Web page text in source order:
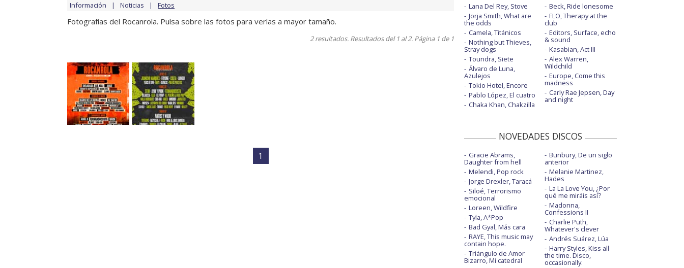
Información Noticias Fotos
Fotografías del Rocanrola. Pulsa sobre las fotos para verlas a mayor tamaño.
2 resultados. Resultados del 1 al 2. Página 1 de 1
1
Lana Del Rey, Stove
Jorja Smith, What are
the odds
Camela, Titánicos
Nothing but Thieves,
Stray dogs
Toundra, Siete
Álvaro de Luna,
Azulejos
Tokio Hotel, Encore
Pablo López, El cuatro
Chaka Khan, Chakzilla
Beck, Ride lonesome
FLO, Therapy at the
club
Editors, Surface, echo
& sound
Kasabian, Act III
Alex Warren,
Wildchild
Europe, Come this
madness
Carly Rae Jepsen, Day
and night
NOVEDADES DISCOS
Gracie Abrams,
Daughter from hell
Melendi, Pop rock
Jorge Drexler, Taracá
Siloé, Terrorismo
emocional
Loreen, Wildfire
Tyla, A*Pop
Bad Gyal, Más cara
RAYE, This music may
contain hope.
Triángulo de Amor
Bizarro, Mi catedral
Bunbury, De un siglo
anterior
Melanie Martinez,
Hades
La La Love You, ¿Por
qué me miráis así?
Madonna,
Confessions II
Charlie Puth,
Whatever's clever
Andrés Suárez, Lúa
Harry Styles, Kiss all
the time. Disco,
occasionally.